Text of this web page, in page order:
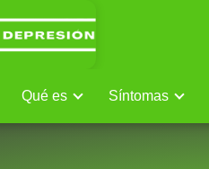
Qué es Síntomas